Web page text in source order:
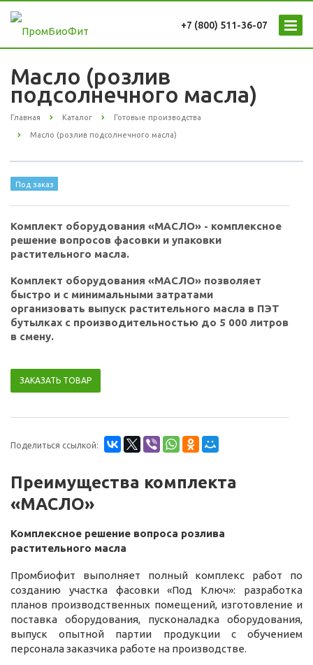
+7 (800) 511-36-07
Масло (розлив
подсолнечного масла)
Главная Каталог Готовые производства
Масло (розлив подсолнечного масла)
Под заказ
Комплект оборудования «МАСЛО» - комплексное
решение вопросов фасовки и упаковки
растительного масла.
Комплект оборудования «МАСЛО» позволяет
быстро и с минимальными затратами
организовать выпуск растительного масла в ПЭТ
бутылках с производительностью до 5 000 литров
в смену.
ЗАКАЗАТЬ ТОВАР
Поделиться ссылкой:
Преимущества комплекта
«МАСЛО»
Комплексное решение вопроса розлива
растительного масла
Промбиофит выполняет полный комплекс работ по
созданию участка фасовки «Под Ключ»: разработка
планов производственных помещений, изготовление и
поставка оборудования, пусконаладка оборудования,
выпуск опытной партии продукции с обучением
персонала заказчика работе на производстве.